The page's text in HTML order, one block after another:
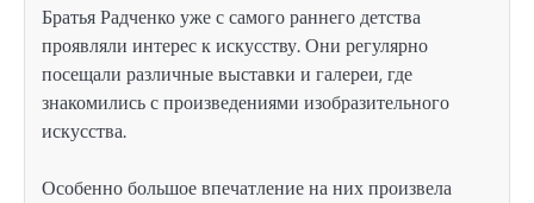
Братья Радченко уже с самого раннего детства
проявляли интерес к искусству. Они регулярно
посещали различные выставки и галереи, где
знакомились с произведениями изобразительного
искусства.
Особенно большое впечатление на них произвела